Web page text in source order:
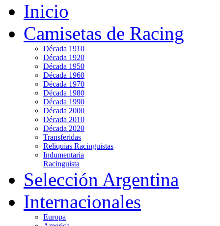
Inicio
Camisetas de Racing
Década 1910
Década 1920
Década 1950
Década 1960
Década 1970
Década 1980
Década 1990
Década 2000
Década 2010
Década 2020
Transferidas
Reliquias Racinguistas
Indumentaria
Racinguista
Selección Argentina
Internacionales
Europa